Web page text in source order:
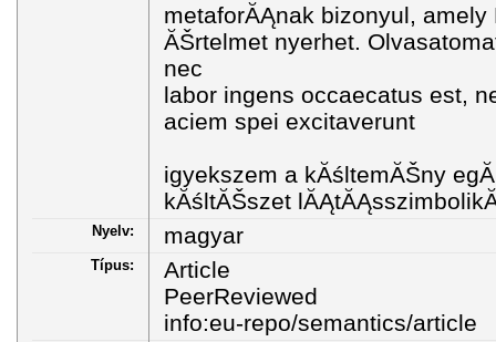
metaforĂĄnak bizonyul, amely
ĂŠrtelmet nyerhet.
nec
labor ingens occaecatus est,
aciem spei excitaverunt
igyekszem a kĂśltemĂŠny
kĂśltĂŠszet
Nyelv: magyar
Típus:
Article
PeerReviewed
info:eu-repo/semantics/article